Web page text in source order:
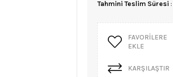
Tahmini Teslim Süresi :
FAVORILERE
EKLE
KARŞILAŞTIR